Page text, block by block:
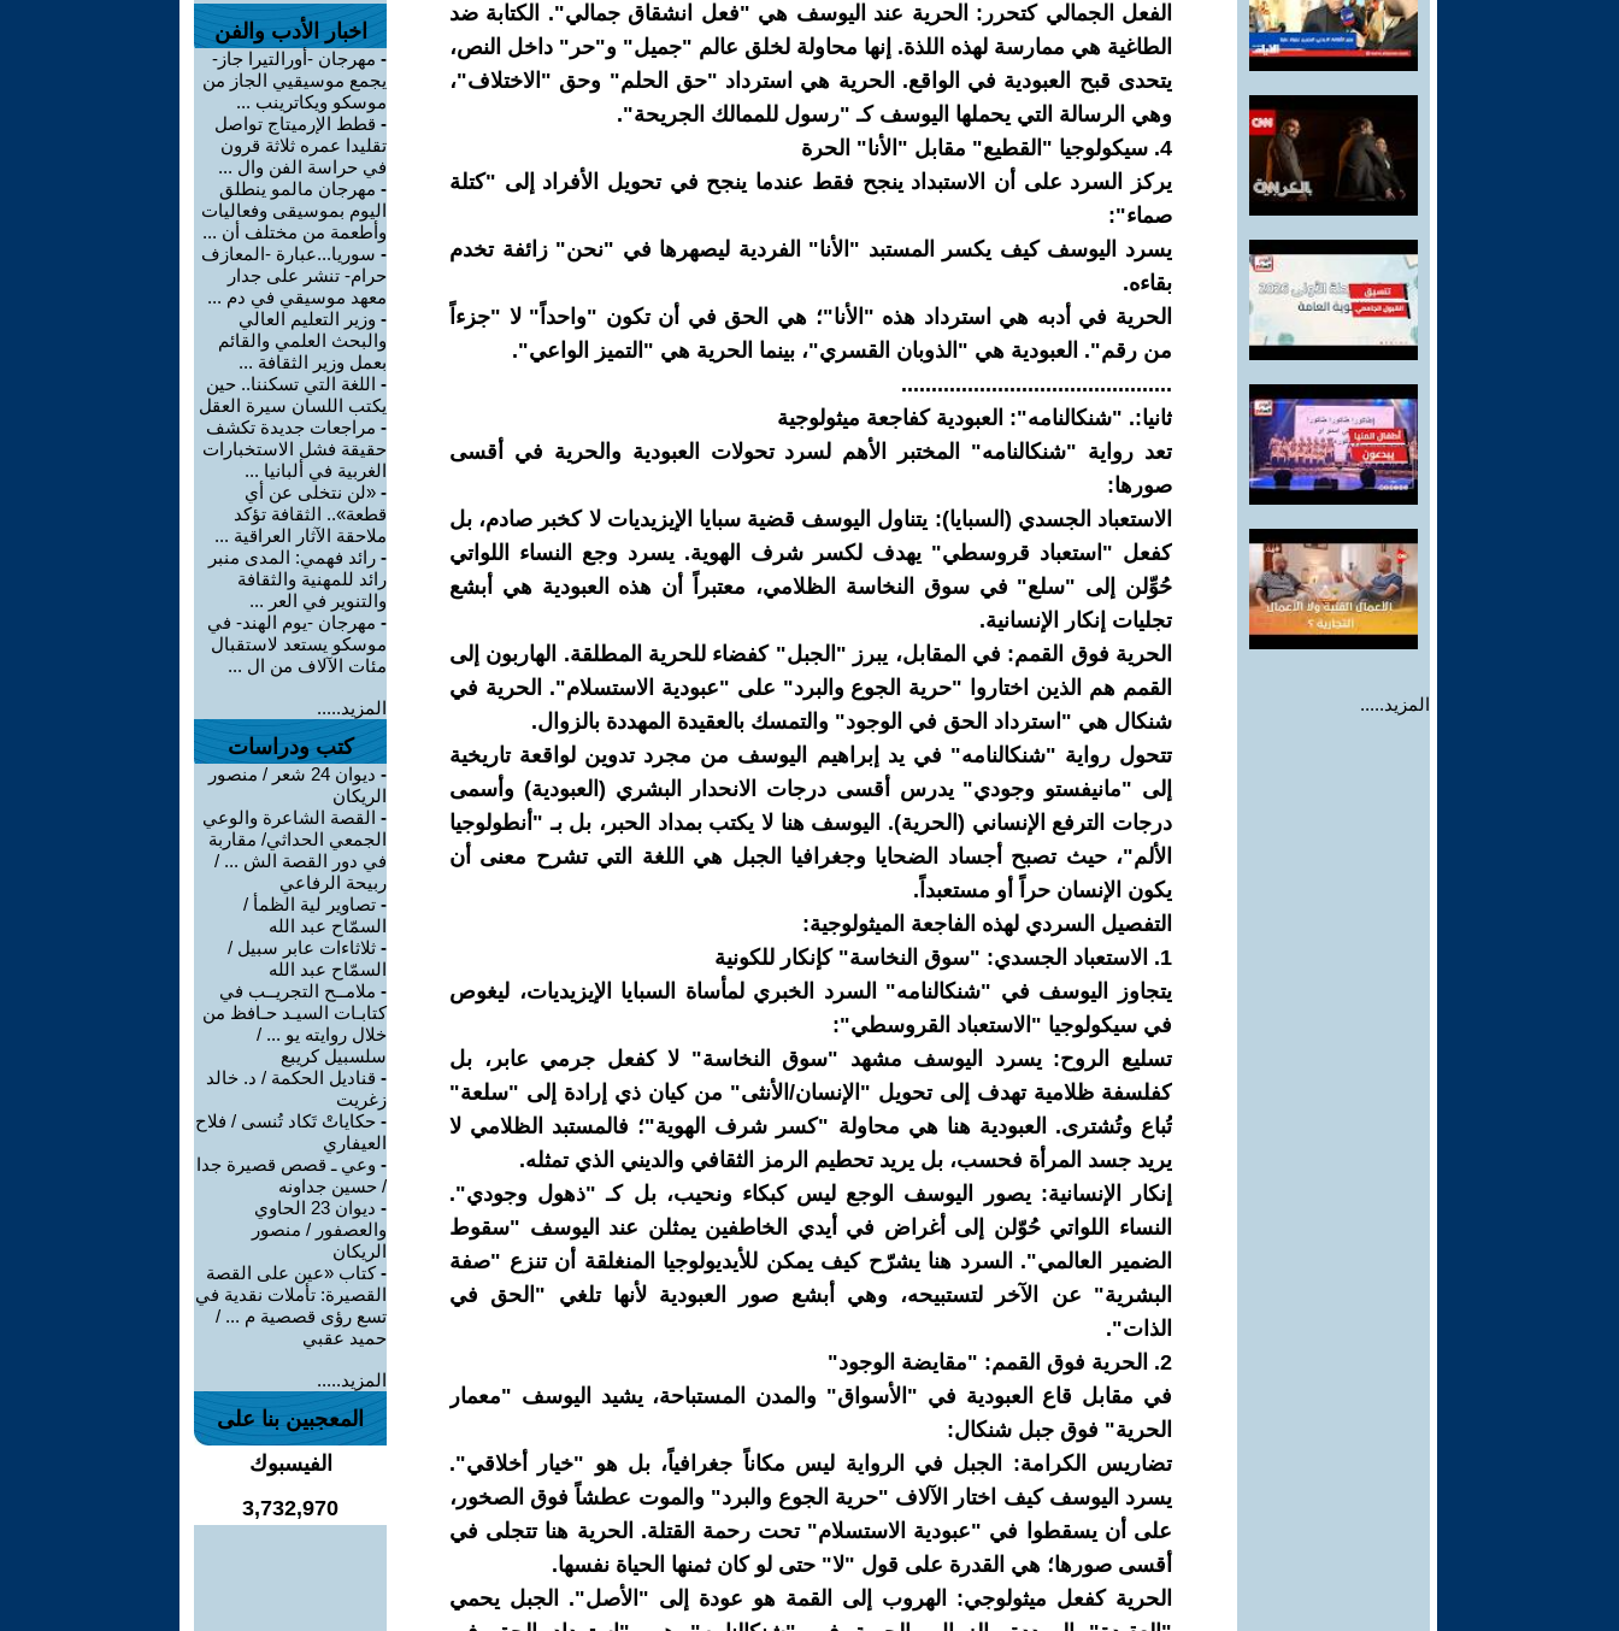
المزيد.....
الفعل الجمالي كتحرر: الحرية عند اليوسف هي "فعل انشقاق جمالي". الكتابة ضد
الطاغية هي ممارسة لهذه اللذة. إنها محاولة لخلق عالم "جميل" و"حر" داخل النص،
يتحدى قبح العبودية في الواقع. الحرية هي استرداد "حق الحلم" وحق "الاختلاف"،
وهي الرسالة التي يحملها اليوسف كـ "رسول للممالك الجريحة".
4. سيكولوجيا "القطيع" مقابل "الأنا" الحرة
يركز السرد على أن الاستبداد ينجح فقط عندما ينجح في تحويل الأفراد إلى "كتلة
صماء":
يسرد اليوسف كيف يكسر المستبد "الأنا" الفردية ليصهرها في "نحن" زائفة تخدم
بقاءه.
الحرية في أدبه هي استرداد هذه "الأنا"؛ هي الحق في أن تكون "واحداً" لا "جزءاً
من رقم". العبودية هي "الذوبان القسري"، بينما الحرية هي "التميز الواعي".
.............................................
ثانيا:. "شنكالنامه": العبودية كفاجعة ميثولوجية
تعد رواية "شنكالنامه" المختبر الأهم لسرد تحولات العبودية والحرية في أقسى
صورها:
الاستعباد الجسدي (السبايا): يتناول اليوسف قضية سبايا الإيزيديات لا كخبر صادم، بل
كفعل "استعباد قروسطي" يهدف لكسر شرف الهوية. يسرد وجع النساء اللواتي
حُوِّلن إلى "سلع" في سوق النخاسة الظلامي، معتبراً أن هذه العبودية هي أبشع
تجليات إنكار الإنسانية.
الحرية فوق القمم: في المقابل، يبرز "الجبل" كفضاء للحرية المطلقة. الهاربون إلى
القمم هم الذين اختاروا "حرية الجوع والبرد" على "عبودية الاستسلام". الحرية في
شنكال هي "استرداد الحق في الوجود" والتمسك بالعقيدة المهددة بالزوال.
تتحول رواية "شنكالنامه" في يد إبراهيم اليوسف من مجرد تدوين لواقعة تاريخية
إلى "مانيفستو وجودي" يدرس أقسى درجات الانحدار البشري (العبودية) وأسمى
درجات الترفع الإنساني (الحرية). اليوسف هنا لا يكتب بمداد الحبر، بل بـ "أنطولوجيا
الألم"، حيث تصبح أجساد الضحايا وجغرافيا الجبل هي اللغة التي تشرح معنى أن
يكون الإنسان حراً أو مستعبداً.
التفصيل السردي لهذه الفاجعة الميثولوجية:
1. الاستعباد الجسدي: "سوق النخاسة" كإنكار للكونية
يتجاوز اليوسف في "شنكالنامه" السرد الخبري لمأساة السبايا الإيزيديات، ليغوص
في سيكولوجيا "الاستعباد القروسطي":
تسليع الروح: يسرد اليوسف مشهد "سوق النخاسة" لا كفعل جرمي عابر، بل
كفلسفة ظلامية تهدف إلى تحويل "الإنسان/الأنثى" من كيان ذي إرادة إلى "سلعة"
تُباع وتُشترى. العبودية هنا هي محاولة "كسر شرف الهوية"؛ فالمستبد الظلامي لا
يريد جسد المرأة فحسب، بل يريد تحطيم الرمز الثقافي والديني الذي تمثله.
إنكار الإنسانية: يصور اليوسف الوجع ليس كبكاء ونحيب، بل كـ "ذهول وجودي".
النساء اللواتي حُوّلن إلى أغراض في أيدي الخاطفين يمثلن عند اليوسف "سقوط
الضمير العالمي". السرد هنا يشرّح كيف يمكن للأيديولوجيا المنغلقة أن تنزع "صفة
البشرية" عن الآخر لتستبيحه، وهي أبشع صور العبودية لأنها تلغي "الحق في
الذات".
2. الحرية فوق القمم: "مقايضة الوجود"
في مقابل قاع العبودية في "الأسواق" والمدن المستباحة، يشيد اليوسف "معمار
الحرية" فوق جبل شنكال:
تضاريس الكرامة: الجبل في الرواية ليس مكاناً جغرافياً، بل هو "خيار أخلاقي".
يسرد اليوسف كيف اختار الآلاف "حرية الجوع والبرد" والموت عطشاً فوق الصخور،
على أن يسقطوا في "عبودية الاستسلام" تحت رحمة القتلة. الحرية هنا تتجلى في
أقسى صورها؛ هي القدرة على قول "لا" حتى لو كان ثمنها الحياة نفسها.
الحرية كفعل ميثولوجي: الهروب إلى القمة هو عودة إلى "الأصل". الجبل يحمي
اخبار الأدب والفن
- مهرجان -أورالتيرا جاز-
يجمع موسيقيي الجاز من
موسكو ويكاترينب ...
- قطط الإرميتاج تواصل
تقليدا عمره ثلاثة قرون
في حراسة الفن وال ...
- مهرجان مالمو ينطلق
اليوم بموسيقى وفعاليات
وأطعمة من مختلف أن ...
- سوريا...عبارة -المعازف
حرام- تنشر على جدار
معهد موسيقي في دم ...
- وزير التعليم العالي
والبحث العلمي والقائم
بعمل وزير الثقافة ...
- اللغة التي تسكننا.. حين
يكتب اللسان سيرة العقل
- مراجعات جديدة تكشف
حقيقة فشل الاستخبارات
الغربية في ألبانيا ...
- «لن نتخلى عن أي
قطعة».. الثقافة تؤكد
ملاحقة الآثار العراقية ...
- رائد فهمي: المدى منبر
رائد للمهنية والثقافة
والتنوير في العر ...
- مهرجان -يوم الهند- في
موسكو يستعد لاستقبال
مئات الآلاف من ال ...
المزيد.....
كتب ودراسات
-
ديوان 24 شعر / منصور
الريكان
- القصة الشاعرة والوعي
الجمعي الحداثي/ مقاربة
في دور القصة الش ... /
ربيحة الرفاعي
- تصاوير لية الظمأ /
السمّاح عبد الله
- ثلاثاءات عابر سبيل /
السمّاح عبد الله
- ملامــح التجريــب في
كتابـات السيـد حـافظ من
خلال روايته يو ... /
سلسبيل كريبع
- قناديل الحكمة / د. خالد
زغريت
- حكاياتْ تَكاد تُنسى / فلاح
العيفاري
- وعي ـ قصص قصيرة جدا
/ حسين جداونه
-
ديوان 23 الحاوي
والعصفور / منصور
الريكان
-كتاب «عين على القصة
القصيرة: تأملات نقدية في
تسع رؤى قصصية م ... /
حميد عقبي
المزيد.....
المعجبين بنا على
الفيسبوك
3,732,970